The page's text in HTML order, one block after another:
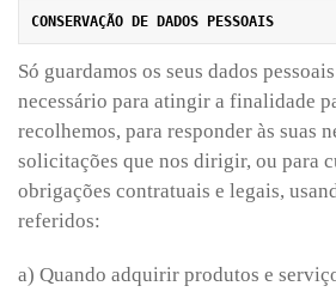
CONSERVAÇÃO DE DADOS PESSOAIS
Só guardamos os seus dados
necessário para atingir a finalidade
recolhemos, para responder às suas
solicitações que nos dirigir, ou para
obrigações contratuais e legais,
referidos:
a) Quando adquirir produtos e